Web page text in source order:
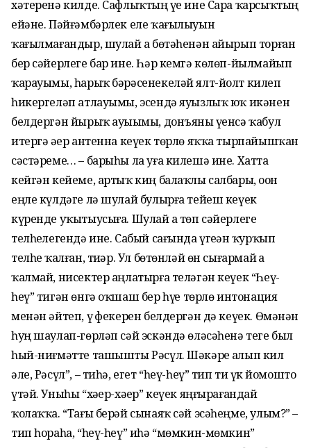
хәтеренә килде. Сафлыҡтың үҙе ине Сара ҡарсыҡтың
ейәне. Пәйғәмбәрлек еле ҡағылыуын
ҡағылмағандыр, шулай ҙа бөтәһенән айырып торған
бер сәйерлеге бар ине. Һәр кемгә көлөп-йылмайып
ҡарауымы, һарыҡ бәрәсенекеләй ялт-йолт килеп
һикергеләп атлауымы, эсендә яуызлыҡ юҡ икәнен
белдергән йырыҡ ауыҙымы, донъяны үҙенсә ҡабул
итергә әҙер антенна кеүек төрлө яҡҡа тырпайышҡан
сәстәреме… – барыһы ла уға килешә ине. Хатта
кейгән кейеме, артыҡ киң балаҡлы салбары, оҙон
еңле күлдәге лә шулай булырға тейеш кеүек
күренде уҡытыусыға. Шулай ҙа төп сәйерлеге
телһеҙлегендә ине. Сабый сағында үгеҙҙән ҡурҡып
телһеҙ ҡалған, тиҙәр. Ул бөтөнләй өн сығармай ҙа
ҡалмай, нисектер аңлатырға теләгән кеүек “Һеү-
һеү” тигән өнгә оҡшаш бер һүҙҙе төрлө интонация
менән әйтеп, үҙ фекерен белдергән дә кеүек. Өмәнән
һуң шаулап-гөрләп сәй эскәндә өләсәһенә теге был
һый-ниғмәтте ташышты Рәсүл. Шәкәрҙе алып кил
әле, Рәсүл”, – тиһә, егет “һеү-һеү” тип тиҙ үк йомошто
үтәй. Уныһы “хәҙер-хәҙер” кеүек яңғырағандай
ҡолаҡҡа. “Тағы берәй сынаяҡ сәй эсәһеңме, улым?” –
тип һораһа, “һеү-һеү” иһә “мөмкин-мөмкин”